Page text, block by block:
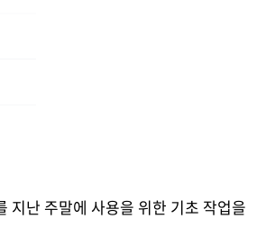
지난 주말에 사용을 위한 기초 작업을